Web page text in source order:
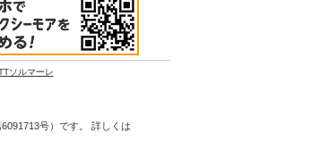
ソルマーレ
号）です。 詳しくは